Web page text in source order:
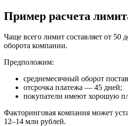
Пример расчета
Чаще всего лимит составляет от 50
оборота компании.
Предположим:
среднемесячный оборот
отсрочка платежа — 45 дней;
покупатели имеют хорошую
Факторинговая компания может
12–14 млн рублей.